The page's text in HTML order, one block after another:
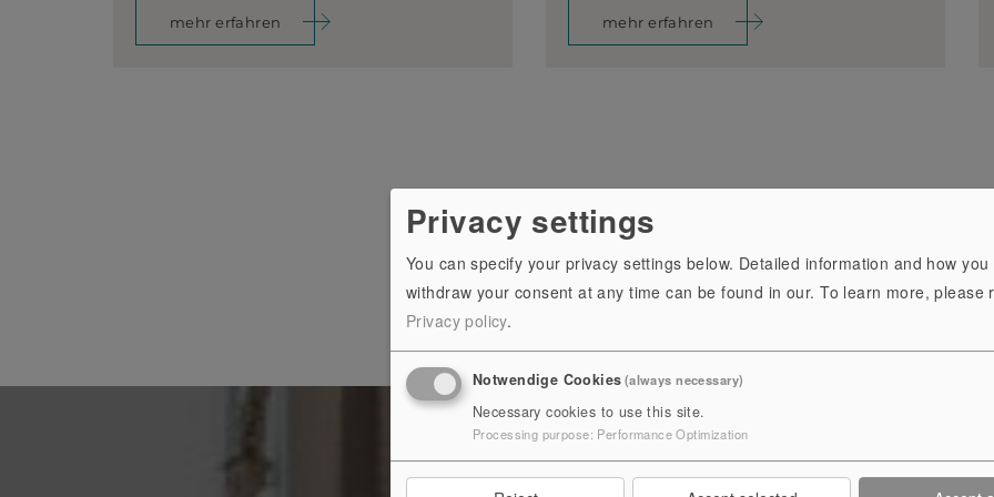
mehr erfahren mehr erfahren
Privacy settings
You can specify your privacy settings below. Detailed information and how you
withdraw your consent at any time can be found in our. To learn more, please
Privacy policy.
Notwendige Cookies(always necessary)
Necessary cookies to use this site.
Processing purpose: Performance Optimization